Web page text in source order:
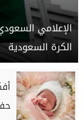
الإعلامي
الكرة السعودية